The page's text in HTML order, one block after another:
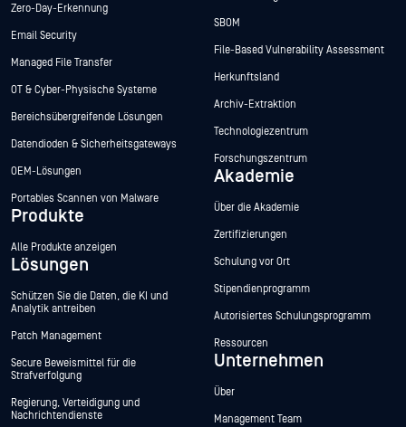
Zero-Day-Erkennung
Email Security
Managed File Transfer
OT & Cyber-Physische Systeme
Bereichsübergreifende Lösungen
Datendioden & Sicherheitsgateways
OEM-Lösungen
Portables Scannen von Malware
Produkte
Alle Produkte anzeigen
Lösungen
Schützen Sie die Daten, die KI und
Analytik antreiben
Patch Management
Secure Beweismittel für die
Strafverfolgung
Regierung, Verteidigung und
Nachrichtendienste
SBOM
File-Based Vulnerability Assessment
Herkunftsland
Archiv-Extraktion
Technologiezentrum
Forschungszentrum
Akademie
Über die Akademie
Zertifizierungen
Schulung vor Ort
Stipendienprogramm
Autorisiertes Schulungsprogramm
Ressourcen
Unternehmen
Über
Management Team